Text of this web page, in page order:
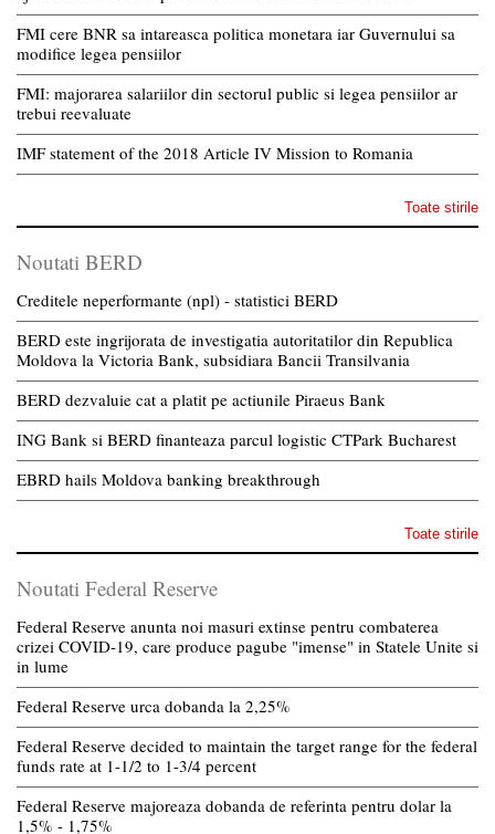
FMI cere BNR sa intareasca politica monetara iar Guvernului sa
modifice legea pensiilor
FMI: majorarea salariilor din sectorul public si legea pensiilor ar
trebui reevaluate
IMF statement of the 2018 Article IV Mission to Romania
Toate stirile
Noutati BERD
Creditele neperformante (npl) - statistici BERD
BERD este ingrijorata de investigatia autoritatilor din Republica
Moldova la Victoria Bank, subsidiara Bancii Transilvania
BERD dezvaluie cat a platit pe actiunile Piraeus Bank
ING Bank si BERD finanteaza parcul logistic CTPark Bucharest
EBRD hails Moldova banking breakthrough
Toate stirile
Noutati Federal Reserve
Federal Reserve anunta noi masuri extinse pentru combaterea
crizei COVID-19, care produce pagube "imense" in Statele Unite si
in lume
Federal Reserve urca dobanda la 2,25%
Federal Reserve decided to maintain the target range for the federal
funds rate at 1-1/2 to 1-3/4 percent
Federal Reserve majoreaza dobanda de referinta pentru dolar la
1,5% - 1,75%